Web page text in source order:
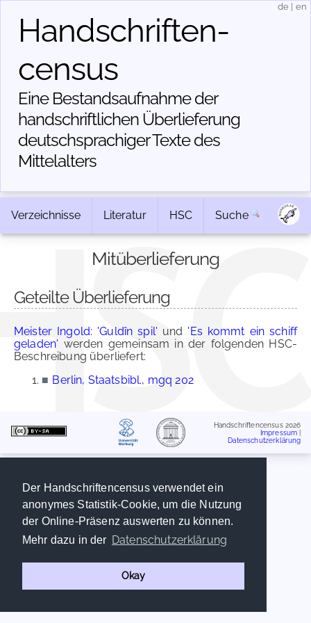
Der Handschriftencensus verwendet ein
anonymes Statistik-Cookie, um die Nutzung
der Online-Präsenz auswerten zu können.
Mehr dazu in der Datenschutzerklärung
Okay
Handschriften­
census
Eine Bestandsaufnahme der
handschriftlichen Über­lieferung
deutschsprachiger Texte des
Mittelalters
de en
Verzeichnisse Literatur HSC Suche
Mitüberlieferung
Geteilte Überlieferung
Meister Ingold: 'Guldîn spil' und 'Es kommt ein schiff
geladen' werden gemeinsam in der folgenden HSC-
Beschreibung überliefert:
■ Berlin, Staatsbibl., mgq 202
Handschriftencensus 2026
Impressum
Datenschutzerklärung